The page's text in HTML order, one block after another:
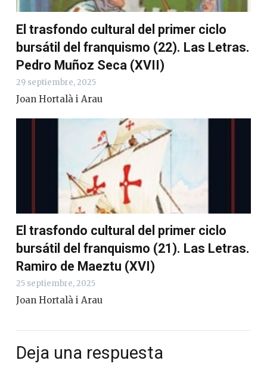
El trasfondo cultural del primer ciclo
bursátil del franquismo (22). Las Letras.
Pedro Muñoz Seca (XVII)
29 septiembre, 2025
Joan Hortalà i Arau
El trasfondo cultural del primer ciclo
bursátil del franquismo (21). Las Letras.
Ramiro de Maeztu (XVI)
25 septiembre, 2025
Joan Hortalà i Arau
Deja una respuesta